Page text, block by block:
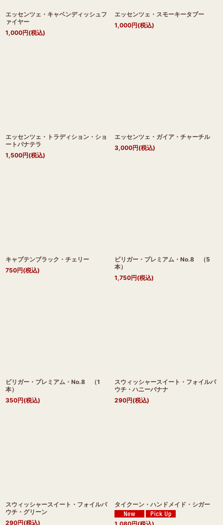
エッセンツェ・キャベンディッシュフ
ァイヤー
1,000円(税込)
エッセンツェ・スモーキータブー
1,000円(税込)
エッセンツェ・トラディション・ショ
ートパナテラ
1,500円(税込)
エッセンツェ・ガイア・チャーチル
3,000円(税込)
キャプテンブラック・チェリー
750円(税込)
ビリガー・プレミアム・No.8 （5
本）
1,750円(税込)
ビリガー・プレミアム・No.8 （1
本）
350円(税込)
スウィッシャースイート・フォイルパ
ウチ・ハニーバナナ
290円(税込)
スウィッシャースイート・フォイルパ
ウチ・グリーン
290円(税込)
タイクーン・ハンドメイド・シガー